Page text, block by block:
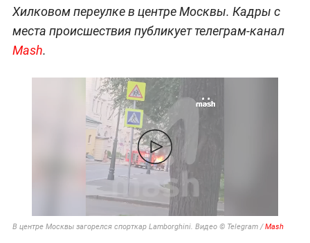
Хилковом переулке в центре Москвы. Кадры с
места происшествия публикует телеграм-канал
Mash.
В центре Москвы загорелся спорткар Lamborghini. Видео © Telegram /Mash